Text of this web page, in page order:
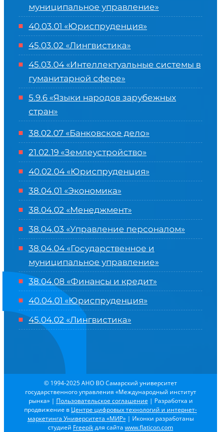
муниципальное управление»
40.03.01 «Юриспруденция»
45.03.02 «Лингвистика»
45.03.04 «Интеллектуальные системы в
гуманитарной сфере»
5.9.6 «Языки народов зарубежных
стран»
38.02.07 «Банковское дело»
21.02.19 «Землеустройство»
40.02.04 «Юриспруденция»
38.04.01 «Экономика»
38.04.02 «Менеджмент»
38.04.03 «Управление персоналом»
38.04.04 «Государственное и
муниципальное управление»
38.04.08 «Финансы и кредит»
40.04.01 «Юриспруденция»
45.04.02 «Лингвистика»
© 1994-2025 АНО ВО Самарский университет
государственного управления «Международный институт
рынка» | Пользовательское соглашение | Разработка и
продвижение в Центре цифровых технологий и интернет-
маркетинга Университета «МИР»| Иконки разработаны
студией Freepikдля сайта www.flaticon.com